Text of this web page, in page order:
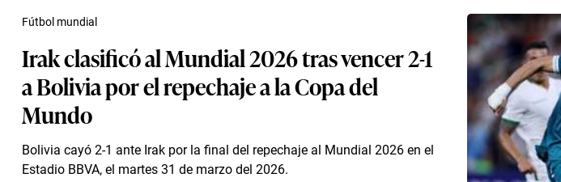
Irak clasificó al Mundial 2026 tras vencer 2-1
a Bolivia por el repechaje a la Copa del
Mundo
Bolivia cayó 2-1 ante Irak por la final del repechaje al Mundial 2026 en el
Estadio BBVA, el martes 31 de marzo del 2026.
Fútbol mundial